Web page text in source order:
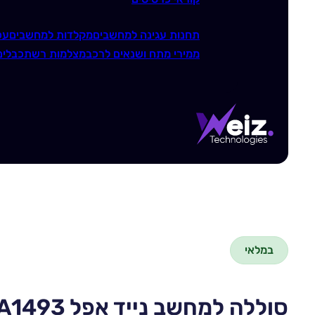
תחנות עגינה למחשביםמקלדות למחשבים
ממירי מתח ושנאים לרכבמצלמות רשת
במלאי
סוללה למחשב נייד אפל Apple A1493